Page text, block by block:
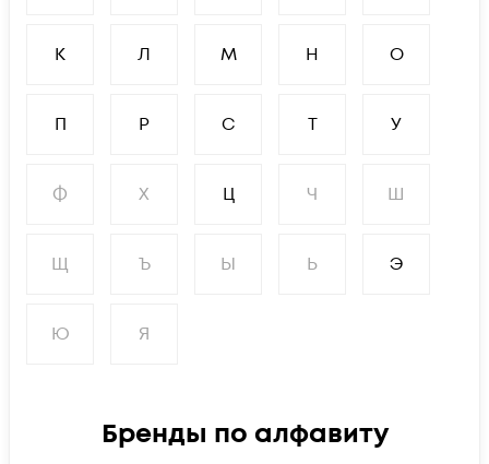
К Л М Н О
П Р С Т У
Ф Х Ц Ч Ш
Щ Ъ Ы Ь Э
Ю Я
Бренды по алфавиту